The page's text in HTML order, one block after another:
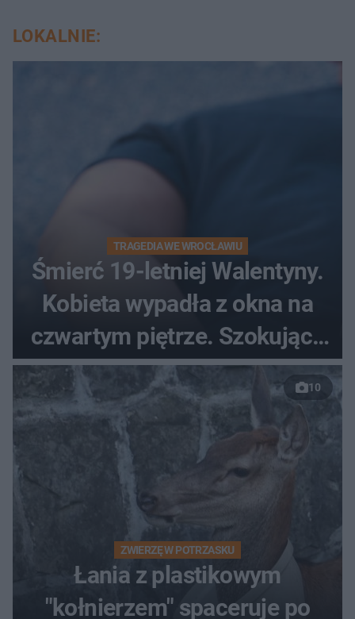
LOKALNIE:
TRAGEDIA WE WROCŁAWIU
Śmierć 19-letniej Walentyny.
Kobieta wypadła z okna na
czwartym piętrze. Szokujące
nagranie trafiło do sieci
10
ZWIERZĘ W POTRZASKU
Łania z plastikowym
"kołnierzem" spaceruje po